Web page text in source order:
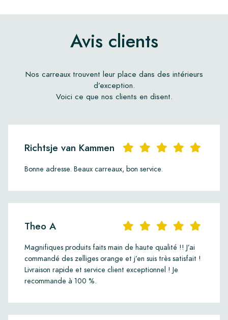
Avis clients
Nos carreaux trouvent leur place dans des intérieurs
d’exception.
Voici ce que nos clients en disent.
Richtsje van Kammen
Bonne adresse. Beaux carreaux, bon service.
Theo A
Magnifiques produits faits main de haute qualité !! J’ai
commandé des zelliges orange et j’en suis très satisfait !
Livraison rapide et service client exceptionnel ! Je
recommande à 100 %.